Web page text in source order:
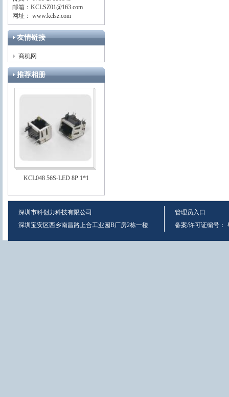
邮箱：KCLSZ01@163.com
网址： www.kclsz.com
友情链接
商机网
推荐相册
KCL048 56S-LED 8P 1*1
深圳市科创力科技有限公司
深圳宝安区西乡南昌路上合工业园B厂房2栋一楼
管理员入口
备案/许可证编号：